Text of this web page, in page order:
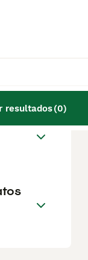
resultados(0)
mucho